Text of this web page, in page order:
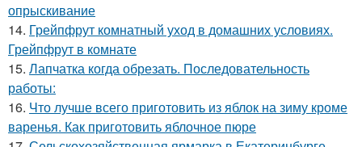
опрыскивание
14. Грейпфрут комнатный уход в домашних условиях.
Грейпфрут в комнате
15. Лапчатка когда обрезать. Последовательность
работы:
16. Что лучше всего приготовить из яблок на зиму кроме
варенья. Как приготовить яблочное пюре